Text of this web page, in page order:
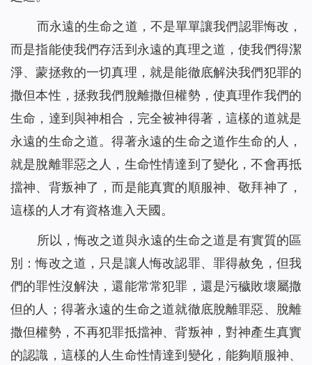
而永遠的生命之道，不是單單讓我們認罪悔改，
而是指能使我們存活到永遠的真理之道，使我們得潔
淨、蒙拯救的一切真理，就是能徹底解決我們犯罪的
撒但本性，拯救我們脫離撒但權勢，使真理作我們的
生命，達到與神相合，完全被神得著，這樣的道就是
永遠的生命之道。得著永遠的生命之道作生命的人，
就是脫離罪惡之人，生命性情達到了變化，不會再抵
擋神、背叛神了，而是能真實的順服神、敬拜神了，
這樣的人才有資格進入天國。
所以，悔改之道與永遠的生命之道是有實質的區
別：悔改之道，只是讓人悔改認罪、罪得赦免，但我
們的罪性沒解決，還能常常犯罪，還是污穢敗壞屬撒
但的人；得著永遠的生命之道就徹底脫離罪惡、脫離
撒但權勢，不再犯罪抵擋神、背叛神，對神產生真實
的認識，這樣的人生命性情達到變化，能夠順服神、